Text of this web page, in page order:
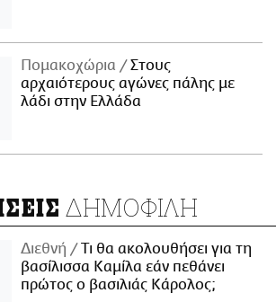
Πομακοχώρια
Στους
αρχαιότερους αγώνες πάλης με
λάδι στην Ελλάδα
ΔΗΜΟΦΙΛΗ
Διεθνή
Τι θα ακολουθήσει για τη
βασίλισσα Καμίλα εάν πεθάνει
πρώτος ο βασιλιάς Κάρολος;